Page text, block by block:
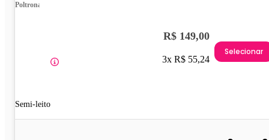
Poltrona
Semi-leito
R$ 149,00
3x R$ 55,24
Selecionar